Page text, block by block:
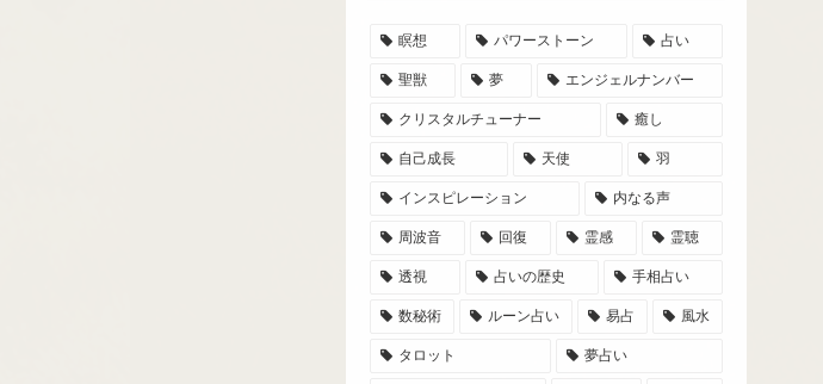
瞑想 パワーストーン 占い
聖獣 夢 エンジェルナンバー
クリスタルチューナー 癒し
自己成長 天使 羽
インスピレーション 内なる声
周波音 回復 霊感 霊聴
透視 占いの歴史 手相占い
数秘術 ルーン占い 易占 風水
タロット 夢占い